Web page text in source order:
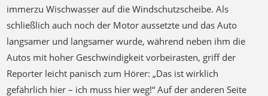
immerzu Wischwasser auf die Windschutzscheibe. Als
schließlich auch noch der Motor aussetzte und das Auto
langsamer und langsamer wurde, während neben ihm die
Autos mit hoher Geschwindigkeit vorbeirasten, griff der
Reporter leicht panisch zum Hörer: „Das ist wirklich
gefährlich hier – ich muss hier weg!“ Auf der anderen Seite